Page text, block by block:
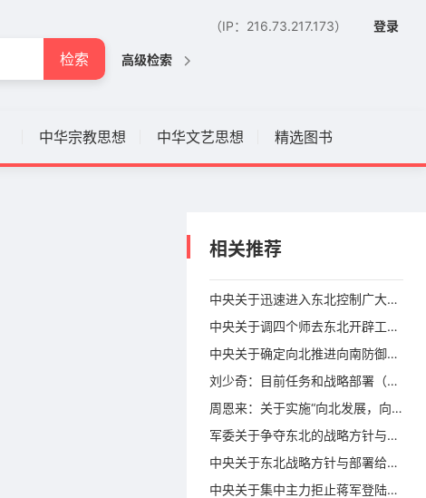
（IP：216.73.217.173） 登录
检索 高级检索
中华宗教思想 中华文艺思想 精选图书
相关推荐
中央关于迅速进入东北控制广大乡村和中小城市的指示（1945年8月29日）
中央关于调四个师去东北开辟工作给山东分局的指示（1945年9月11日）
中央关于确定向北推进向南防御的战略方针致中共赴渝代表团电（1945年9月17日）
刘少奇：目前任务和战略部署（1945年9月19日）
周恩来：关于实施“向北发展，向南防御”战略方针的部署（1945年9月19日）
军委关于争夺东北的战略方针与具体部署的指示（1945年9月28日）
中央关于东北战略方针与部署给东北局的指示（1945年10月2日）
中央关于集中主力拒止蒋军登陆给东北局的指示（1945年10月19日）